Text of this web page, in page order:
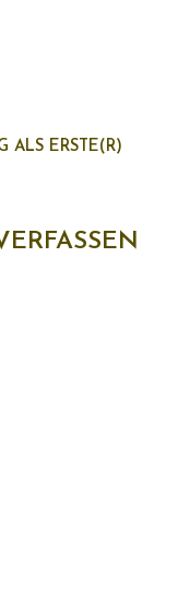
ALS ERSTE(R)